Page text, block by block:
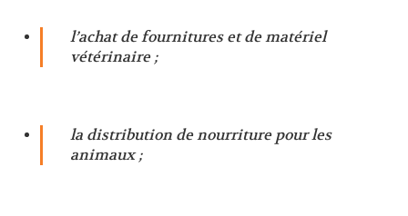
l’achat de fournitures et de matériel
vétérinaire ;
la distribution de nourriture pour les
animaux ;